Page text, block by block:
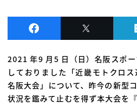
2021 年9 月5 日（日）名阪スポ
しておりました「近畿モトクロ
名阪大会」について、昨今の新型
状況を鑑みて止むを得ず本大会を